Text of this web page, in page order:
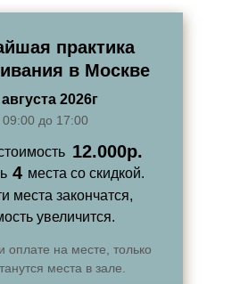
2026г
практика
в Москве
12.000р.
4
09:00 до 17:00
места со скидкой.
оплате на месте, только
места в зале.
места закончатся,
увеличится.